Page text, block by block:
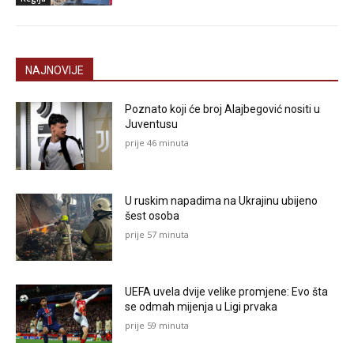
NAJNOVIJE
Poznato koji će broj Alajbegović nositi u
Juventusu
prije 46 minuta
U ruskim napadima na Ukrajinu ubijeno
šest osoba
prije 57 minuta
UEFA uvela dvije velike promjene: Evo šta
se odmah mijenja u Ligi prvaka
prije 59 minuta